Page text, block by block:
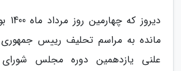
مانده به مراسم تحلیف رییس
علنی یازدهمین دوره مجلس شورای